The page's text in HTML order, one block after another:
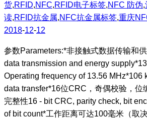
货,RFID,NFC,RFID电子标签,NFC 防伪,
读,RFID抗金属,NFC抗金属标签,重庆
2018-12-12
参数Parameters:*非接触式数据传输和
data transmission and energy
Operating frequency of 13.56 MHz*106
data transfer*16位CRC，奇偶校验，位
完整性16 - bit CRC, parity check, bit
of bit count*工作距离可达100毫米（取